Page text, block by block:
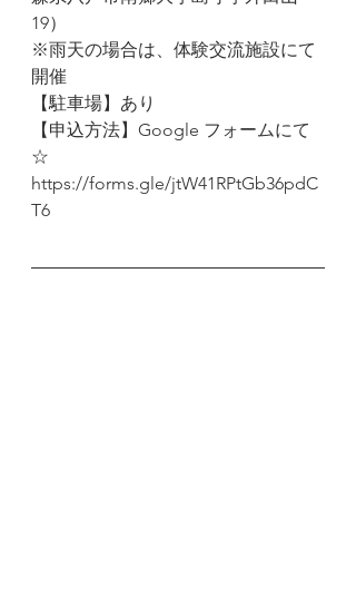
19）
※雨天の場合は、体験交流施設にて
開催
【駐車場】あり
【申込方法】Google フォームにて
☆
https://forms.gle/jtW41RPtGb36pdC
T6